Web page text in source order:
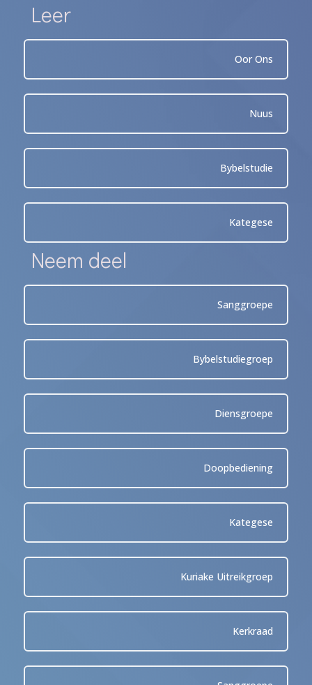
Leer
Oor Ons
Nuus
Bybelstudie
Kategese
Neem deel
Sanggroepe
Bybelstudiegroep
Diensgroepe
Doopbediening
Kategese
Kuriake Uitreikgroep
Kerkraad